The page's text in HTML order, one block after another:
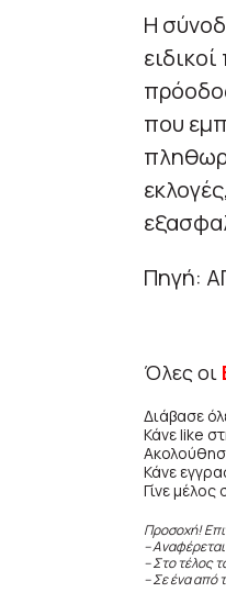
Η
που
Πηγή:
Όλες οι
Διάβασε
Κάνε like
Κάνε
Γίνε μέλος
Προσοχή!
–
– Στο τέλος
– Σε ένα από